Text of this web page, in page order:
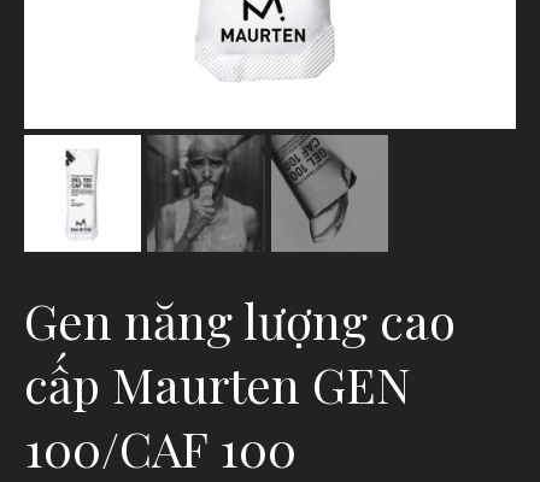
Gen năng lượng cao
cấp Maurten GEN
100/CAF 100